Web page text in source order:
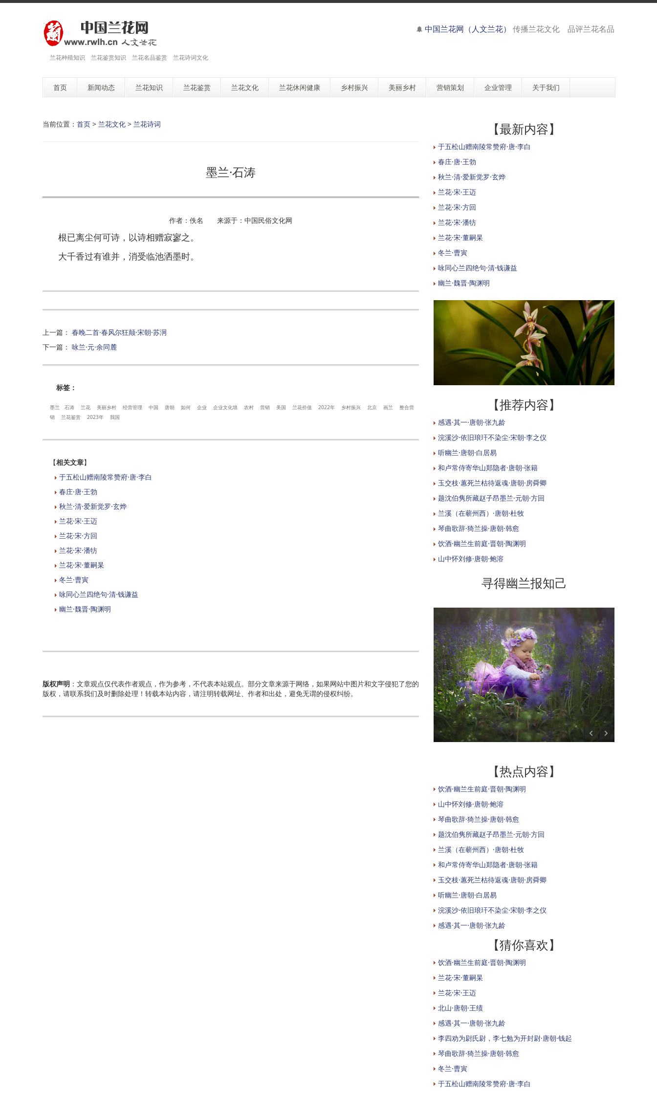
兰花种殖知识 兰花鉴赏知识 兰花名品鉴赏 兰花诗词文化
中国兰花网（人文兰花） 传播兰花文化 品评兰花名品
首页 新闻动态 兰花知识 兰花鉴赏 兰花文化 兰花休闲健康 乡村振兴 美丽乡村 营销策划 企业管理 关于我们
当前位置： 首页 > 兰花文化 > 兰花诗词
墨兰·石涛
作者：佚名 来源于：中国民俗文化网
根已离尘何可诗，以诗相赠寂寥之。
大千香过有谁并，消受临池洒墨时。
上一篇 ： 春晚二首·春风尔狂颠·宋朝·苏泂
下一篇 ： 咏兰·元·余同麓
标签：
墨兰 石涛 兰花 美丽乡村 经营管理 中国 唐朝 如何 企业 企业文化墙 农村 营销 美国 兰花价值 2022年 乡村振兴 北京 画兰
整合营
销
兰花鉴赏 2023年 我国
【相关文章】
于五松山赠南陵常赞府·唐·李白
春庄·唐·王勃
秋兰·清·爱新觉罗·玄烨
兰花·宋·王迈
兰花·宋·方回
兰花·宋·潘牥
兰花·宋·董嗣杲
冬兰·曹寅
咏同心兰四绝句·清·钱谦益
幽兰·魏晋·陶渊明
版权声明 ：文章观点仅代表作者观点，作为参考，不代表本站观点。部分文章来源于网络，如果网站中图片和文字侵犯了您的
版权，请联系我们及时删除处理！转载本站内容，请注明转载网址、作者和出处，避免无谓的侵权纠纷。
【最新内容】
于五松山赠南陵常赞府·唐·李白
春庄·唐·王勃
秋兰·清·爱新觉罗·玄烨
兰花·宋·王迈
兰花·宋·方回
兰花·宋·潘牥
兰花·宋·董嗣杲
冬兰·曹寅
咏同心兰四绝句·清·钱谦益
幽兰·魏晋·陶渊明
【推荐内容】
感遇·其一·唐朝·张九龄
浣溪沙·依旧琅玕不染尘·宋朝·李之仪
听幽兰·唐朝·白居易
和卢常侍寄华山郑隐者·唐朝·张籍
玉交枝·蕙死兰枯待返魂·唐朝·房舜卿
题沈伯隽所藏赵子昂墨兰·元朝·方回
兰溪（在蕲州西）·唐朝·杜牧
琴曲歌辞·猗兰操·唐朝·韩愈
饮酒·幽兰生前庭·晋朝·陶渊明
山中怀刘修·唐朝·鲍溶
寻得幽兰报知己
【热点内容】
饮酒·幽兰生前庭·晋朝·陶渊明
山中怀刘修·唐朝·鲍溶
琴曲歌辞·猗兰操·唐朝·韩愈
题沈伯隽所藏赵子昂墨兰·元朝·方回
兰溪（在蕲州西）·唐朝·杜牧
和卢常侍寄华山郑隐者·唐朝·张籍
玉交枝·蕙死兰枯待返魂·唐朝·房舜卿
听幽兰·唐朝·白居易
浣溪沙·依旧琅玕不染尘·宋朝·李之仪
感遇·其一·唐朝·张九龄
【猜你喜欢】
饮酒·幽兰生前庭·晋朝·陶渊明
兰花·宋·董嗣杲
兰花·宋·王迈
北山·唐朝·王绩
感遇·其一·唐朝·张九龄
李四劝为尉氏尉，李七勉为开封尉·唐朝·钱起
琴曲歌辞·猗兰操·唐朝·韩愈
冬兰·曹寅
于五松山赠南陵常赞府·唐·李白